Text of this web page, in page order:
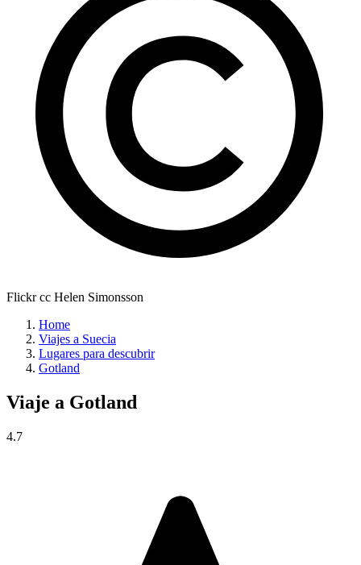
Flickr cc Helen Simonsson
Home
Viajes a Suecia
Lugares para descubrir
Gotland
Viaje a Gotland
4.7